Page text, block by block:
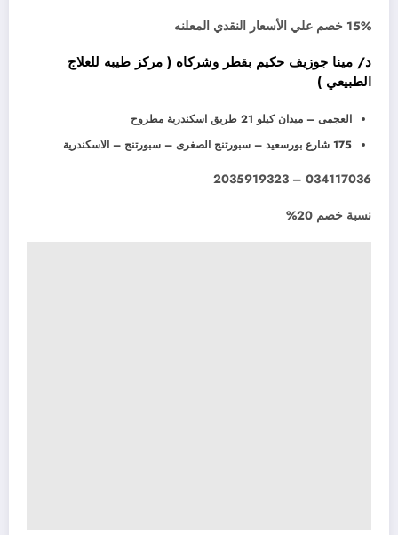
15% خصم علي الأسعار النقدي المعلنه
د/ مينا جوزيف حكيم بقطر وشركاه ( مركز طيبه للعلاج
الطبيعي )
العجمى – ميدان كيلو 21 طريق اسكندرية مطروح
175 شارع بورسعيد – سبورتنج الصغرى – سبورتنج – الاسكندرية
034117036 – 2035919323
نسبة خصم 20%